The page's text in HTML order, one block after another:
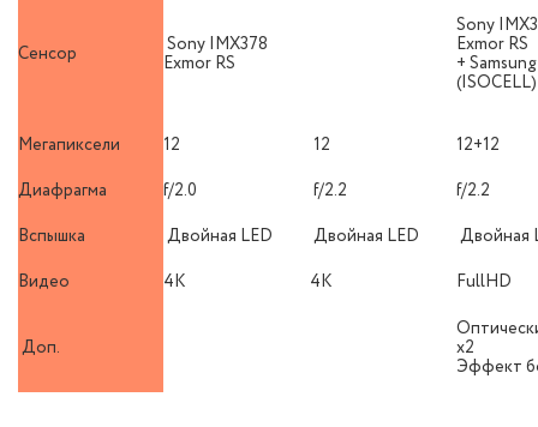
Сенсор
Sony IMX378
Exmor RS
Sony
Exmor RS
+
(ISOCELL)
Мегапиксели 12 12
12+12
Диафрагма
f/2.0 f/2.2
f/2.2
Вспышка
Двойная LED Двойная LED
Двойная
Видео
4K 4K FullHD
Доп.
х2
Эффект